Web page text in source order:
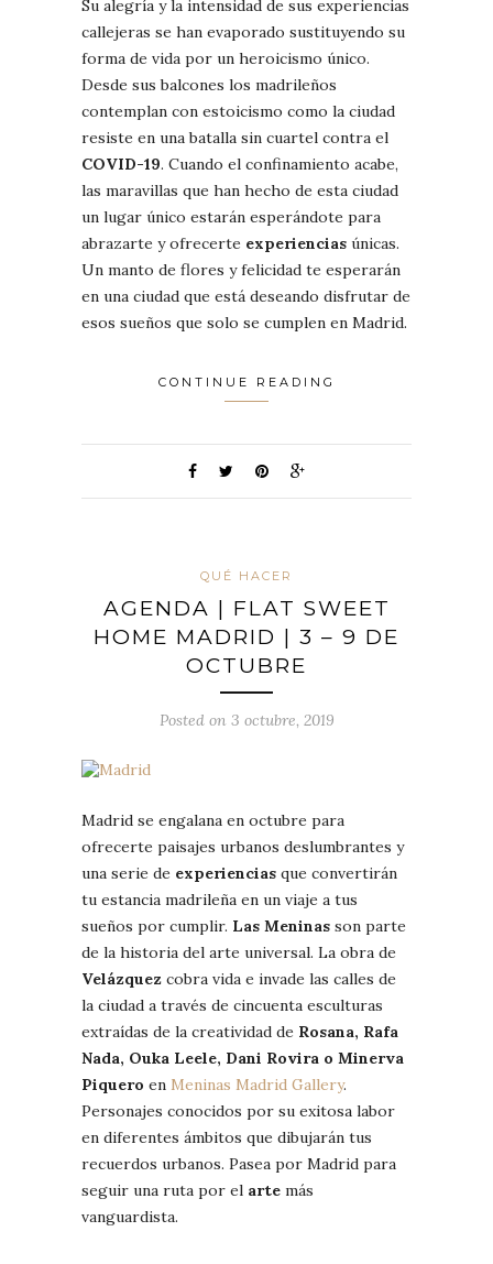
Su alegría y la intensidad de sus experiencias
callejeras se han evaporado sustituyendo su
forma de vida por un heroicismo único.
Desde sus balcones los madrileños
contemplan con estoicismo como la ciudad
resiste en una batalla sin cuartel contra el
COVID-19. Cuando el confinamiento acabe,
las maravillas que han hecho de esta ciudad
un lugar único estarán esperándote para
abrazarte y ofrecerte experiencias únicas.
Un manto de flores y felicidad te esperarán
en una ciudad que está deseando disfrutar de
esos sueños que solo se cumplen en Madrid.
CONTINUE READING
QUÉ HACER
AGENDA | FLAT SWEET
HOME MADRID | 3 – 9 DE
OCTUBRE
Posted on 3 octubre, 2019
Madrid se engalana en octubre para
ofrecerte paisajes urbanos deslumbrantes y
una serie de experiencias que convertirán
tu estancia madrileña en un viaje a tus
sueños por cumplir. Las Meninas son parte
de la historia del arte universal. La obra de
Velázquez cobra vida e invade las calles de
la ciudad a través de cincuenta esculturas
extraídas de la creatividad de Rosana, Rafa
Nada, Ouka Leele, Dani Rovira o Minerva
Piquero en Meninas Madrid Gallery.
Personajes conocidos por su exitosa labor
en diferentes ámbitos que dibujarán tus
recuerdos urbanos. Pasea por Madrid para
seguir una ruta por el arte más
vanguardista.